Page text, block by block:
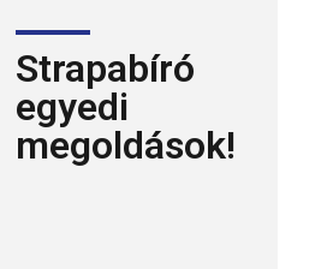
Strapabíró
egyedi
megoldások!